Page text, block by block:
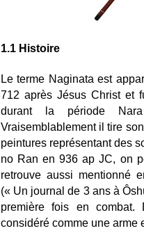
1.1 Histoire
Le terme Naginata est
712 après Jésus Christ et
durant la période
Vraisemblablement il tire
peintures représentant des
no Ran en 936 ap JC, on
retrouve aussi mentionné
(« Un journal de 3 ans à
première fois en combat.
considéré comme une arme